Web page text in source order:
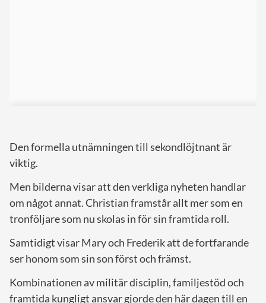
Den formella utnämningen till sekondlöjtnant är
viktig.
Men bilderna visar att den verkliga nyheten handlar
om något annat. Christian framstår allt mer som en
tronföljare som nu skolas in för sin framtida roll.
Samtidigt visar Mary och Frederik att de fortfarande
ser honom som sin son först och främst.
Kombinationen av militär disciplin, familjestöd och
framtida kungligt ansvar gjorde den här dagen till en